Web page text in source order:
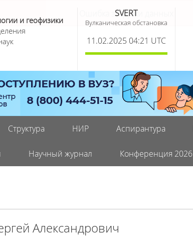
и геофизики
SVERT
Вулканическая обстановка
11.02.2025 04:21 UTC
Структура НИР Аспирантура
Научный журнал Конференция 2026
Александрович